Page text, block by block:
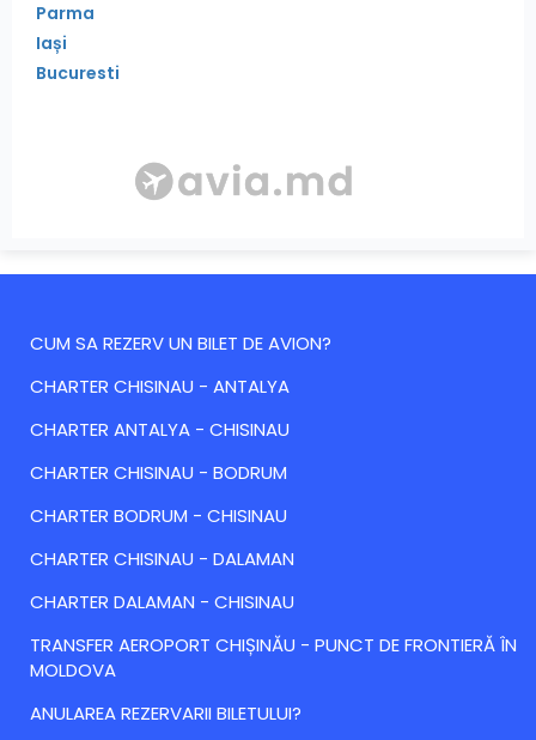
Parma
Iași
Bucuresti
CUM SA REZERV UN BILET DE AVION?
CHARTER CHISINAU - ANTALYA
CHARTER ANTALYA - CHISINAU
CHARTER CHISINAU - BODRUM
CHARTER BODRUM - CHISINAU
CHARTER CHISINAU - DALAMAN
CHARTER DALAMAN - CHISINAU
TRANSFER AEROPORT CHIȘINĂU - PUNCT DE FRONTIERĂ ÎN
MOLDOVA
ANULAREA REZERVARII BILETULUI?